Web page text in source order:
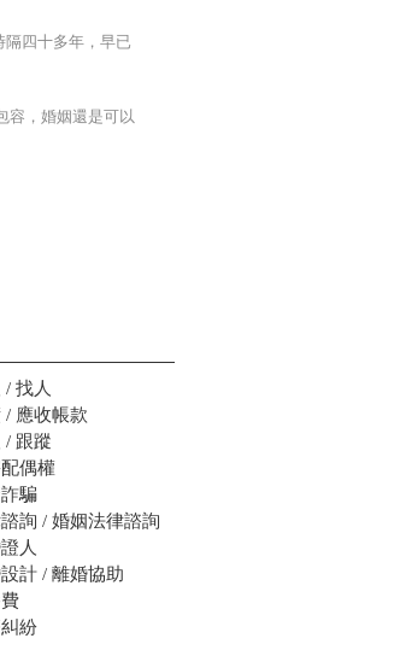
隔四十多年，早已
容，婚姻還是可以
/ 找人
/ 應收帳款
/ 跟蹤
偶權
騙
詢 / 婚姻法律諮詢
人
計 / 離婚協助
紛